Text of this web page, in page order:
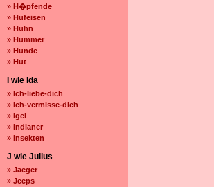
» H�pfende
» Hufeisen
» Huhn
» Hummer
» Hunde
» Hut
I wie Ida
» Ich-liebe-dich
» Ich-vermisse-dich
» Igel
» Indianer
» Insekten
J wie Julius
» Jaeger
» Jeeps